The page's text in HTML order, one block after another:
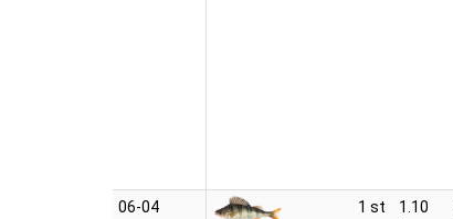
06‑04
1 st
1.10